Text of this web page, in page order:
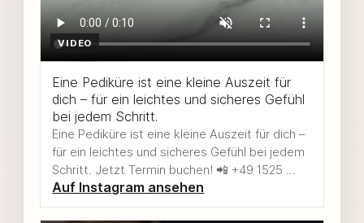
VIDEO
Eine Pediküre ist eine kleine Auszeit für
dich – für ein leichtes und sicheres Gefühl
bei jedem Schritt.
Eine Pediküre ist eine kleine Auszeit für dich –
für ein leichtes und sicheres Gefühl bei jedem
Schritt. Jetzt Termin buchen! 📲 +49 1525 …
Auf Instagram ansehen